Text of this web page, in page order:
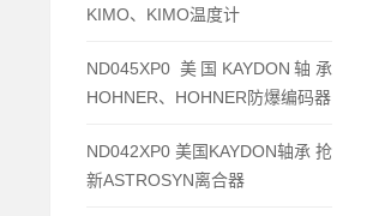
KIMO、KIMO温度计
ND045XP0 美国KAYDON轴承
HOHNER、HOHNER防爆编码器
ND042XP0 美国KAYDON轴承 抢
新ASTROSYN离合器